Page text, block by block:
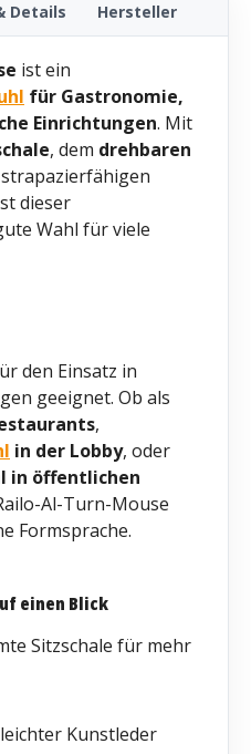
Details Hersteller
ist ein
für Gastronomie,
Einrichtungen. Mit
, dem drehbaren
dieser
Wahl für viele
den Einsatz in
geeignet. Ob als
,
in der Lobby, oder
in öffentlichen
Al-Turn-Mouse
Formsprache.
einen Blick
Sitzschale für mehr
Kunstleder